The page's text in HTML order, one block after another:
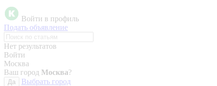
Войти в профиль
Подать объявление
Нет результатов
Войти
Москва
Ваш город Москва?
Да
Выбрать город